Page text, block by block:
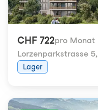
CHF 722pro Monat
Lorzenparkstrasse 5,
Lager